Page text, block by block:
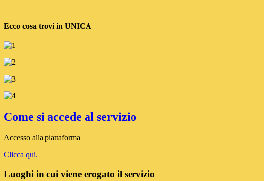
Ecco cosa trovi in UNICA
Come si accede al servizio
Accesso alla piattaforma
Clicca qui.
Luoghi in cui viene erogato il servizio